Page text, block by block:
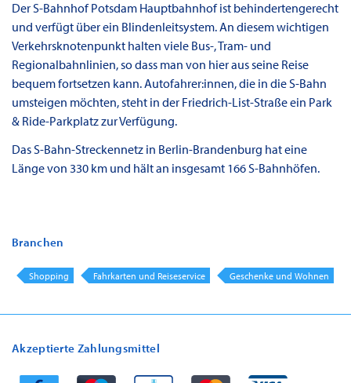
Der S-Bahnhof Potsdam Hauptbahnhof ist behindertengerecht
und verfügt über ein Blindenleitsystem. An diesem wichtigen
Verkehrsknotenpunkt halten viele Bus-, Tram- und
Regionalbahnlinien, so dass man von hier aus seine Reise
bequem fortsetzen kann. Autofahrer:innen, die in die S-Bahn
umsteigen möchten, steht in der Friedrich-List-Straße ein Park
& Ride-Parkplatz zur Verfügung.
Das S-Bahn-Streckennetz in Berlin-Brandenburg hat eine
Länge von 330 km und hält an insgesamt 166 S-Bahnhöfen.
Branchen
Shopping Fahrkarten und Reiseservice Geschenke und Wohnen
Akzeptierte Zahlungsmittel